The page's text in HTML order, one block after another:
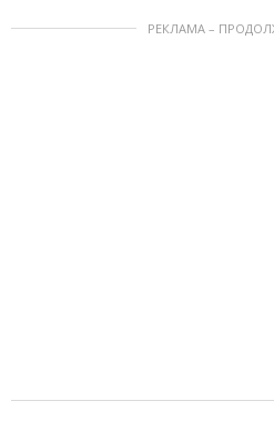
РЕКЛАМА –